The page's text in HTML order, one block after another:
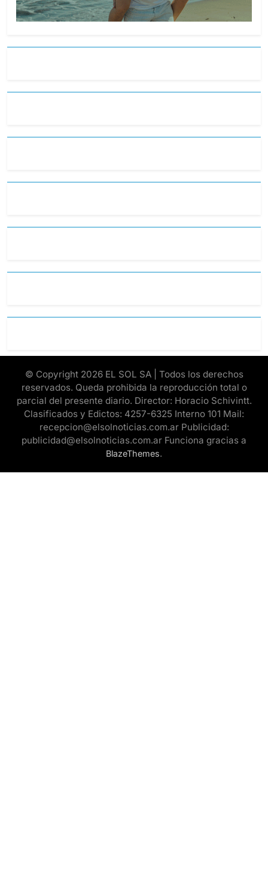
© Copyright 2026 EL SOL SA | Todos los derechos
reservados. Queda prohibida la reproducción total o
parcial del presente diario. Director: Horacio Schivintt.
Clasificados y Edictos: 4257-6325 Interno 101 Mail:
recepcion@elsolnoticias.com.ar Publicidad:
publicidad@elsolnoticias.com.ar Funciona gracias a
BlazeThemes.